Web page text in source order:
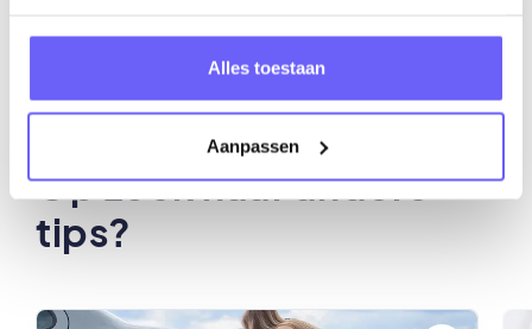
Alles toestaan
Aanpassen
Samen aan de slag !
Op zoek naar andere
tips?